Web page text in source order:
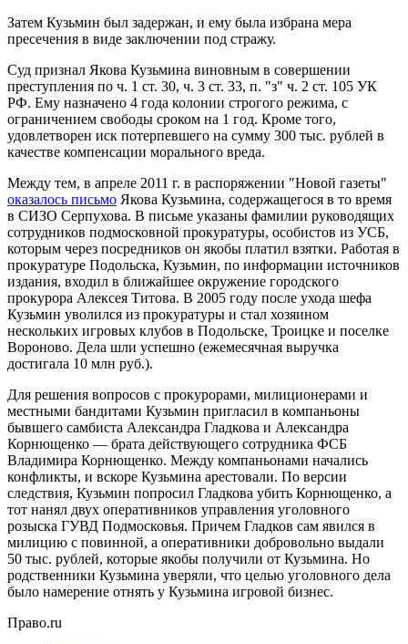
Затем Кузьмин был задержан, и ему была избрана мера
пресечения в виде заключении под стражу.
Суд признал Якова Кузьмина виновным в совершении
преступления по ч. 1 ст. 30, ч. 3 ст. 33, п. "з" ч. 2 ст. 105 УК
РФ. Ему назначено 4 года колонии строгого режима, с
ограничением свободы сроком на 1 год. Кроме того,
удовлетворен иск потерпевшего на сумму 300 тыс. рублей в
качестве компенсации морального вреда.
Между тем, в апреле 2011 г. в распоряжении "Новой газеты"
оказалось письмо Якова Кузьмина, содержащегося в то время
в СИЗО Серпухова. В письме указаны фамилии руководящих
сотрудников подмосковной прокуратуры, особистов из УСБ,
которым через посредников он якобы платил взятки. Работая в
прокуратуре Подольска, Кузьмин, по информации источников
издания, входил в ближайшее окружение городского
прокурора Алексея Титова. В 2005 году после ухода шефа
Кузьмин уволился из прокуратуры и стал хозяином
нескольких игровых клубов в Подольске, Троицке и поселке
Вороново. Дела шли успешно (ежемесячная выручка
достигала 10 млн руб.).
Для решения вопросов с прокурорами, милиционерами и
местными бандитами Кузьмин пригласил в компаньоны
бывшего самбиста Александра Гладкова и Александра
Корнющенко — брата действующего сотрудника ФСБ
Владимира Корнющенко. Между компаньонами начались
конфликты, и вскоре Кузьмина арестовали. По версии
следствия, Кузьмин попросил Гладкова убить Корнющенко, а
тот нанял двух оперативников управления уголовного
розыска ГУВД Подмосковья. Причем Гладков сам явился в
милицию с повинной, а оперативники добровольно выдали
50 тыс. рублей, которые якобы получили от Кузьмина. Но
родственники Кузьмина уверяли, что целью уголовного дела
было намерение отнять у Кузьмина игровой бизнес.
Право.ru